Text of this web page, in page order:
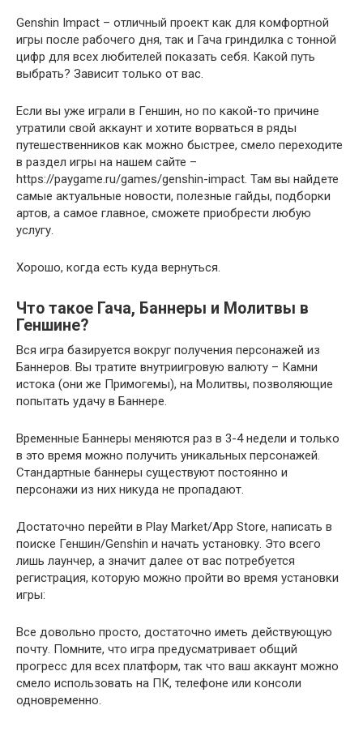
Genshin Impact – отличный проект как для комфортной
игры после рабочего дня, так и Гача гриндилка с тонной
цифр для всех любителей показать себя. Какой путь
выбрать? Зависит только от вас.
Если вы уже играли в Геншин, но по какой-то причине
утратили свой аккаунт и хотите ворваться в ряды
путешественников как можно быстрее, смело переходите
в раздел игры на нашем сайте –
https://paygame.ru/games/genshin-impact. Там вы найдете
самые актуальные новости, полезные гайды, подборки
артов, а самое главное, сможете приобрести любую
услугу.
Хорошо, когда есть куда вернуться.
Что такое Гача, Баннеры и Молитвы в
Геншине?
Вся игра базируется вокруг получения персонажей из
Баннеров. Вы тратите внутриигровую валюту – Камни
истока (они же Примогемы), на Молитвы, позволяющие
попытать удачу в Баннере.
Временные Баннеры меняются раз в 3-4 недели и только
в это время можно получить уникальных персонажей.
Стандартные баннеры существуют постоянно и
персонажи из них никуда не пропадают.
Достаточно перейти в Play Market/App Store, написать в
поиске Геншин/Genshin и начать установку. Это всего
лишь лаунчер, а значит далее от вас потребуется
регистрация, которую можно пройти во время установки
игры:
Все довольно просто, достаточно иметь действующую
почту. Помните, что игра предусматривает общий
прогресс для всех платформ, так что ваш аккаунт можно
смело использовать на ПК, телефоне или консоли
одновременно.